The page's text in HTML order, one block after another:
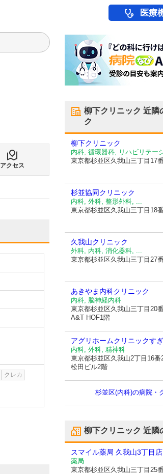
医療
アクセス
クレカ
柳下クリニック 近隣
ク
柳下クリニック
内科, 循環器科, リハビリテー
東京都杉並区久我山三丁目17
杉並協同クリニック
内科, 外科, 整形外科, ...
東京都杉並区久我山三丁目18
久我山クリニック
外科, 内科, 消化器科, ...
東京都杉並区久我山三丁目27
あきやま内科クリニック
内科, 脳神経内科
東京都杉並区久我山三丁目20
A&T HOF1階
アグリホームクリニックす
内科, 外科, 精神科
東京都杉並区久我山2丁目16番
松田ビル2階
杉並区(内科)の病院・
柳下クリニック 近隣
スマイル薬局 久我山3丁目店
薬局
東京都杉並区久我山三丁目25